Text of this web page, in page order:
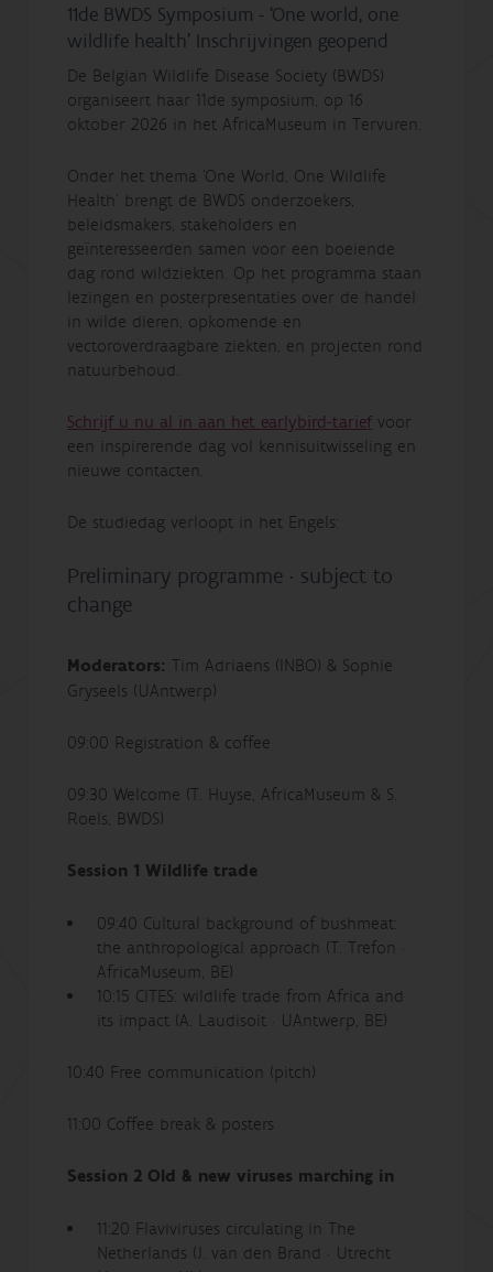
11de BWDS Symposium - ‘One world, one
wildlife health’ Inschrijvingen geopend
De Belgian Wildlife Disease Society (BWDS)
organiseert haar 11de symposium, op 16
oktober 2026 in het AfricaMuseum in Tervuren.
Onder het thema ‘One World, One Wildlife
Health’ brengt de BWDS onderzoekers,
beleidsmakers, stakeholders en
geïnteresseerden samen voor een boeiende
dag rond wildziekten. Op het programma staan
lezingen en posterpresentaties over de handel
in wilde dieren, opkomende en
vectoroverdraagbare ziekten, en projecten rond
natuurbehoud.
Schrijf u nu al in aan het earlybird-tariefvoor
een inspirerende dag vol kennisuitwisseling en
nieuwe contacten.
De studiedag verloopt in het Engels:
Preliminary programme · subject to
change
Moderators: Tim Adriaens (INBO) & Sophie
Gryseels (UAntwerp)
09:00 Registration & coffee
09:30 Welcome (T. Huyse, AfricaMuseum & S.
Roels, BWDS)
Session 1 Wildlife trade
09:40 Cultural background of bushmeat:
the anthropological approach (T. Trefon ·
AfricaMuseum, BE)
10:15 CITES: wildlife trade from Africa and
its impact (A. Laudisoit · UAntwerp, BE)
10:40 Free communication (pitch)
11:00 Coffee break & posters
Session 2 Old & new viruses marching in
11:20 Flaviviruses circulating in The
Netherlands (J. van den Brand · Utrecht